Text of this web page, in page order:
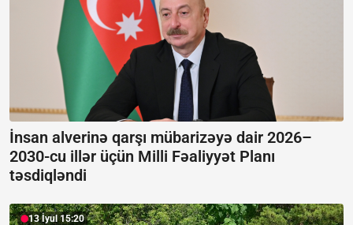
İnsan alverinə qarşı mübarizəyə dair 2026–
2030-cu illər üçün Milli Fəaliyyət Planı
təsdiqləndi
13 İyul 15:20